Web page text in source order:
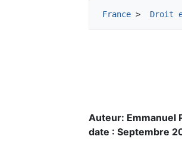
France > Droit
Auteur: Emmanuel
date : Septembre